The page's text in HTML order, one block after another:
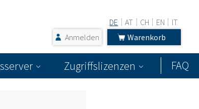
DE AT CH EN
IT
Anmelden
Warenkorb
Zugriffslizenzen FAQ